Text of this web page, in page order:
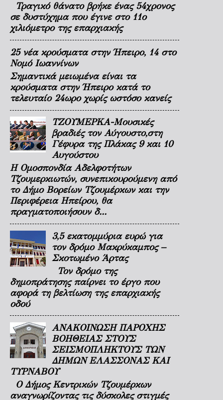
Τραγικό θάνατο βρήκε ένας 54χρονος
σε δυστύχημα που έγινε στο 11ο
χιλιόμετρο της επαρχιακής
25 νέα κρούσματα στην Ήπειρο, 14 στο
Νομό Ιωαννίνων
Σημαντικά μειωμένα είναι τα
κρούσματα στην Ήπειρο κατά το
τελευταίο 24ωρο χωρίς ωστόσο κανείς
ΤΖΟΥΜΕΡΚΑ-Μουσικές
βραδιές τον Αύγουστο,στη
Γέφυρα της Πλάκας 9 και 10
Αυγούστου
Η Ομοσπονδία Αδελφοτήτων
Τζουμερκιωτών, συνεπικουρούμενη από
το Δήμο Βορείων Τζουμέρκων και την
Περιφέρεια Ηπείρου, θα
πραγματοποιήσουν δ...
3,5 εκατομμύρια ευρώ για
τον δρόμο Μακρύκαμπος –
Σκοτωμένο Άρτας
Τον δρόμο της
δημοπράτησης παίρνει το έργο που
αφορά τη βελτίωση της επαρχιακής
οδού
ΑΝΑΚΟΙΝΩΣΗ ΠΑΡΟΧΗΣ
ΒΟΗΘΕΙΑΣ ΣΤΟΥΣ
ΣΕΙΣΜΟΠΛΗΚΤΟΥΣ ΤΩΝ
ΔΗΜΩΝ ΕΛΑΣΣΟΝΑΣ ΚΑΙ
ΤΥΡΝΑΒΟΥ
Ο Δήμος Κεντρικών Τζουμέρκων
αναγνωρίζοντας τις δύσκολες στιγμές